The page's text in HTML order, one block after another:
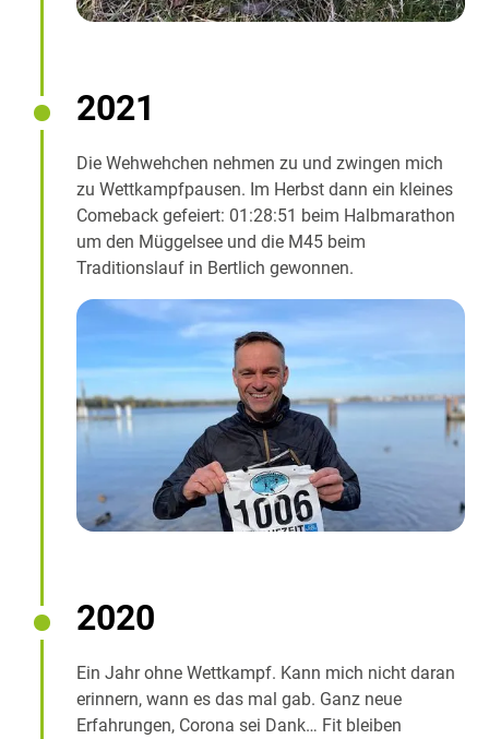
2021
Die Wehwehchen nehmen zu und zwingen mich
zu Wettkampfpausen. Im Herbst dann ein kleines
Comeback gefeiert: 01:28:51 beim Halbmarathon
um den Müggelsee und die M45 beim
Traditionslauf in Bertlich gewonnen.
2020
Ein Jahr ohne Wettkampf. Kann mich nicht daran
erinnern, wann es das mal gab. Ganz neue
Erfahrungen, Corona sei Dank… Fit bleiben